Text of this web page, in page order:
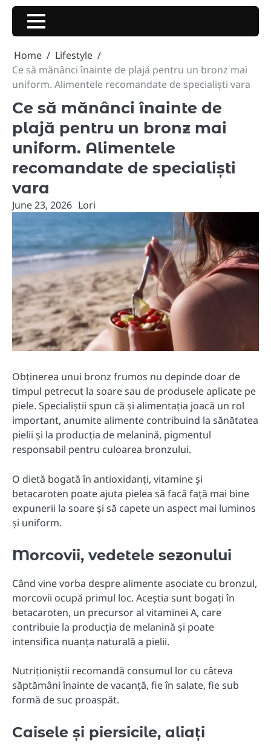
Skip
content
Home
Lifestyle
Ce să mănânci înainte de plajă pentru un bronz mai
uniform. Alimentele recomandate de specialiști vara
Ce să mănânci înainte de
plajă pentru un bronz mai
uniform. Alimentele
recomandate de specialiști
vara
June 23, 2026 Lori
Obținerea unui bronz frumos nu depinde doar de
timpul petrecut la soare sau de produsele aplicate pe
piele. Specialiștii spun că și alimentația joacă un rol
important, anumite alimente contribuind la sănătatea
pielii și la producția de melanină, pigmentul
responsabil pentru culoarea bronzului.
O dietă bogată în antioxidanți, vitamine și
betacaroten poate ajuta pielea să facă față mai bine
expunerii la soare și să capete un aspect mai luminos
și uniform.
Morcovii, vedetele sezonului
Când vine vorba despre alimente asociate cu bronzul,
morcovii ocupă primul loc. Aceștia sunt bogați în
betacaroten, un precursor al vitaminei A, care
contribuie la producția de melanină și poate
intensifica nuanța naturală a pielii.
Nutriționiștii recomandă consumul lor cu câteva
săptămâni înainte de vacanță, fie în salate, fie sub
formă de suc proaspăt.
Caisele și piersicile, aliați